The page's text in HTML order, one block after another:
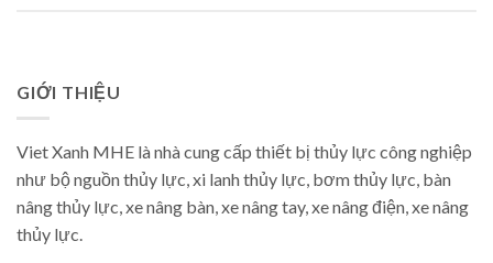
GIỚI THIỆU
Viet Xanh MHE là nhà cung cấp thiết bị thủy lực công nghiệp
như bộ nguồn thủy lực, xi lanh thủy lực, bơm thủy lực, bàn
nâng thủy lực, xe nâng bàn, xe nâng tay, xe nâng điện, xe nâng
thủy lực.